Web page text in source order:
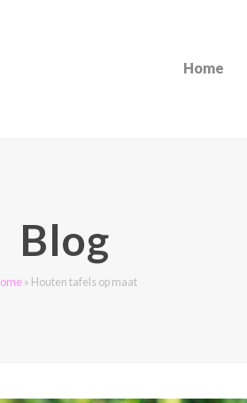
Home
Blog
» Houten tafels op maat